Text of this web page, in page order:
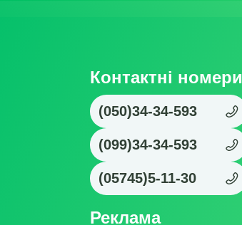
Контактні номери
(050)34-34-593
(099)34-34-593
(05745)5-11-30
Реклама